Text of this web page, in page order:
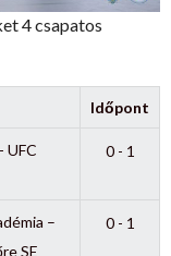
4 csapatos
Időpont
UFC
0 - 1
–
SE
0 - 1